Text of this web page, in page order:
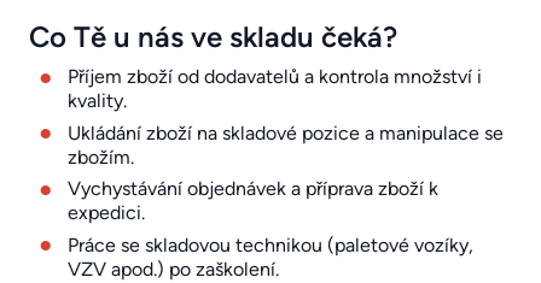
Co Tě u nás ve skladu čeká?
Příjem zboží od dodavatelů a kontrola množství i
kvality.
Ukládání zboží na skladové pozice a manipulace se
zbožím.
Vychystávání objednávek a příprava zboží k
expedici.
Práce se skladovou technikou (paletové vozíky,
VZV apod.) po zaškolení.